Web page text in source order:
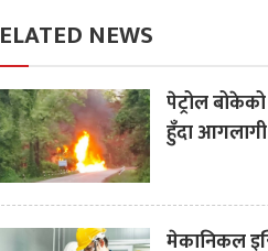
NEWS
पेट्रोल
हुँदा आगलागी
मेकानिकल